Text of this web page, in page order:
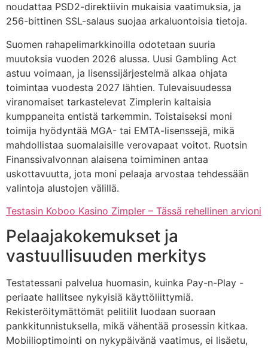
noudattaa PSD2-direktiivin mukaisia vaatimuksia, ja
256-bittinen SSL-salaus suojaa arkaluontoisia tietoja.
Suomen rahapelimarkkinoilla odotetaan suuria
muutoksia vuoden 2026 alussa. Uusi Gambling Act
astuu voimaan, ja lisenssijärjestelmä alkaa ohjata
toimintaa vuodesta 2027 lähtien. Tulevaisuudessa
viranomaiset tarkastelevat Zimplerin kaltaisia
kumppaneita entistä tarkemmin. Toistaiseksi moni
toimija hyödyntää MGA- tai EMTA-lisenssejä, mikä
mahdollistaa suomalaisille verovapaat voitot. Ruotsin
Finanssivalvonnan alaisena toimiminen antaa
uskottavuutta, jota moni pelaaja arvostaa tehdessään
valintoja alustojen välillä.
Testasin Koboo Kasino Zimpler – Tässä rehellinen arvioni
Pelaajakokemukset ja
vastuullisuuden merkitys
Testatessani palvelua huomasin, kuinka Pay-n-Play -
periaate hallitsee nykyisiä käyttöliittymiä.
Rekisteröitymättömät pelitilit luodaan suoraan
pankkitunnistuksella, mikä vähentää prosessin kitkaa.
Mobiilioptimointi on nykypäivänä vaatimus, ei lisäetu,